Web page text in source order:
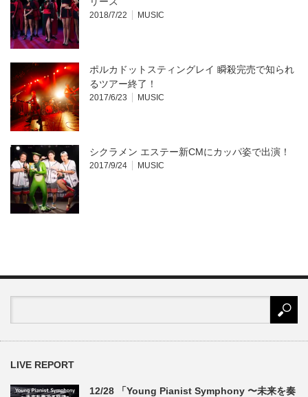
2018/7/22 MUSIC
ポルカドットスティングレイ 瞬殺完売で知られ
るツアー終了！
2017/6/23 MUSIC
シクラメン エステー新CMにカッパ姿で出演！
2017/9/24 MUSIC
LIVE REPORT
12/28 「Young Pianist Symphony 〜未来を奏